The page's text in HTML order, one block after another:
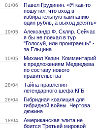
01/06
Павел Грудинин. «Я как-то
пошутил, что вход в
избирательную кампанию
один рубль, а выход десять»
19/05
Александр Ф. Скляр. Сейчас
я бы не поехал в тур
"Голосуй, или проиграешь" -
за Ельцина
10/05
Михаил Хазин. Комментарий
к предложениям Медведева
по составу нового
правительства
28/04
Тайна правления
легендарного шефа КГБ
26/04
Гибридная коалиция для
гибридной войны. Чертова
дюжина
18/04
Американская элита не
боится Третьей мировой